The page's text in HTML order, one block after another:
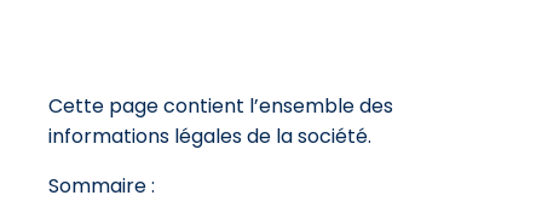
Cette page contient l’ensemble des
informations légales de la société.
Sommaire :